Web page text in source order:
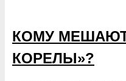
КОМУ
КОРЕЛЫ»?